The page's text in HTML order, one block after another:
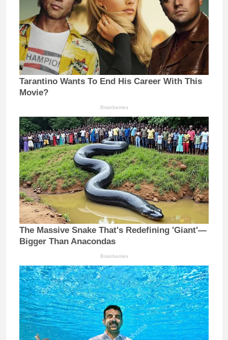
Tarantino Wants To End His Career With This
Movie?
Brainberries
The Massive Snake That's Redefining 'Giant'—
Bigger Than Anacondas
Brainberries